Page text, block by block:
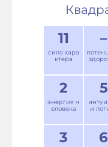
11
сила хара
ктера
–
2
энергия ч
еловека
5
и
3 6